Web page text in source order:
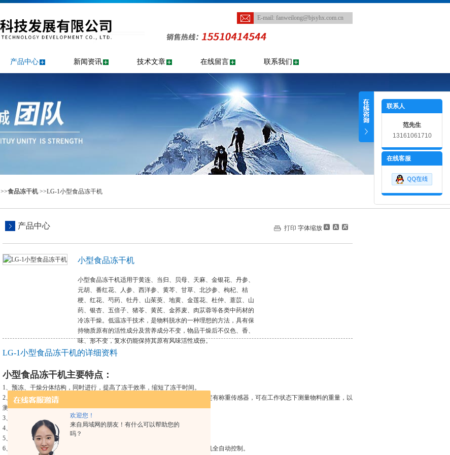
欢迎您！
来自局域网的朋友！有什么可以帮助您的
吗？
E-mail: fanweilong@bjsyhx.com.cn
产品中心 新闻资讯 技术文章 在线留言 联系我们
>>食品冻干机>>LG-1小型食品冻干机
产品中心 打印 字体缩放
小型食品冻干机
小型食品冻干机适用于黄连、当归、贝母、天麻、金银花、丹参、
元胡、番红花、人参、西洋参、黄芩、甘草、北沙参、枸杞、桔
梗、红花、芍药、牡丹、山茱萸、地黄、金莲花、杜仲、薏苡、山
药、银杏、五倍子、猪苓、黄芪、金荞麦、肉苁蓉等各类中药材的
冷冻干燥。低温冻干技术，是物料脱水的一种理想的方法，具有保
持物质原有的活性成分及营养成分不变，物品干燥后不仅色、香、
味、形不变，复水仍能保持其原有风味活性成份。
LG-1小型食品冻干机的详细资料
小型食品冻干机主要特点：
1、预冻、干燥分体结构，同时进行，提高了冻干效率，缩短了冻干时间。
2、可选配在位重量检测功能：料盘置于加热板间的支架上，料盘支架上端固定有称重传感器，可在工作状态下测量物料的重量，以
测算其干燥情况。
3、捕水冷阱位于干燥室下方，水汽运动阻力小，提高了干燥效率。
4、双面辐射加热，辐射率 90%以上，温度均匀性好。
5、制冷采用进口风冷式制冷压缩机组。
6、干燥舱、捕水器、真空系统、制冷系统、电控为整机一体化结构，由工控机全自动控制。
联系人
范先生
13161061710
在线客服